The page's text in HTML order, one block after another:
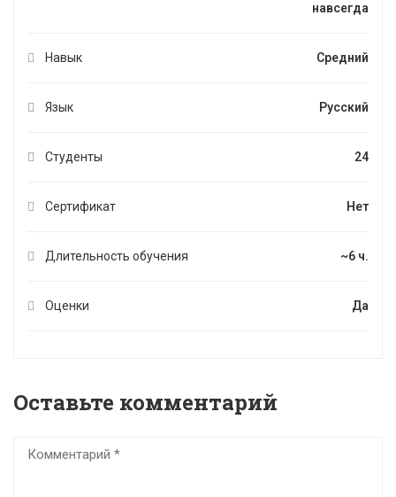
навсегда
Навык Средний
Язык Русский
Студенты 24
Сертификат Нет
Длительность обучения ~6 ч.
Оценки Да
Оставьте комментарий